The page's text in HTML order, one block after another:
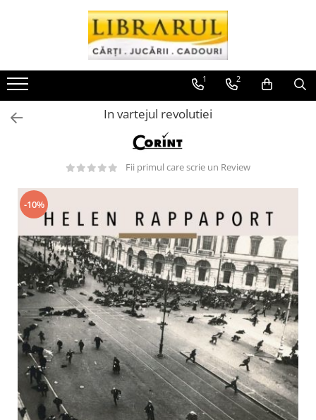
Toate Produsele
CARTI
Arta, arhitectura si fotografie
Arhitectura
Pictura si desen
Biografii si memorii
Biografii
Memorii si jurnale
Teorie si critica literara
Business, economie, finante
Economie
Finante si investitii
Management si leadership
Pedagogie
Resurse umane
Vanzari si marketing
Carte scolara
1 2
In vartejul revolutiei
Fii primul care scrie un Review
-10%